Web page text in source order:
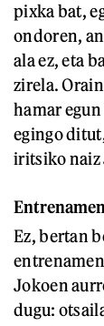
pixka bat,
ondoren,
ala ez, eta
zirela.
hamar
egingo
iritsiko naiz
Ez, bertan
Jokoen
dugu: